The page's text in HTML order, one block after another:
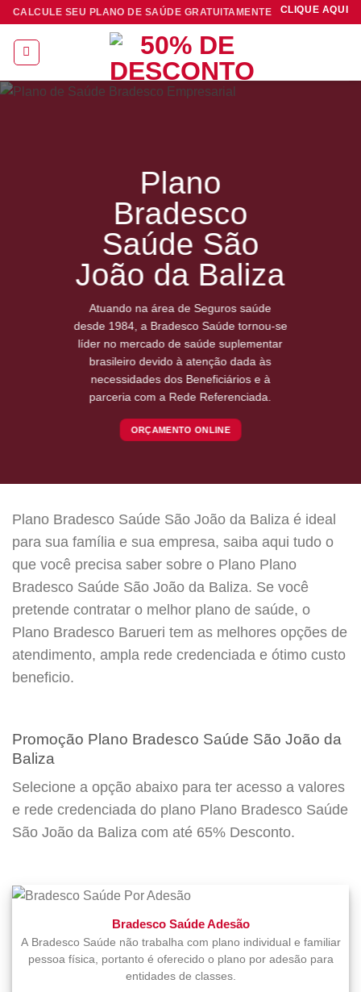
Skip
content
CALCULE SEU PLANO DE SAÚDE GRATUITAMENTE CLIQUE AQUI
Plano
Bradesco
Saúde São
João da Baliza
Atuando na área de Seguros saúde
desde 1984, a Bradesco Saúde tornou-se
líder no mercado de saúde suplementar
brasileiro devido à atenção dada às
necessidades dos Beneficiários e à
parceria com a Rede Referenciada.
ORÇAMENTO ONLINE
Plano Bradesco Saúde São João da Baliza é ideal
para sua família e sua empresa, saiba aqui tudo o
que você precisa saber sobre o Plano Plano
Bradesco Saúde São João da Baliza. Se você
pretende contratar o melhor plano de saúde, o
Plano Bradesco Barueri tem as melhores opções de
atendimento, ampla rede credenciada e ótimo custo
beneficio.
Promoção Plano Bradesco Saúde São João da
Baliza
Selecione a opção abaixo para ter acesso a valores
e rede credenciada do plano Plano Bradesco Saúde
São João da Baliza com até 65% Desconto.
Bradesco Saúde Adesão
A Bradesco Saúde não trabalha com plano individual e familiar
pessoa física, portanto é oferecido o plano por adesão para
entidades de classes.